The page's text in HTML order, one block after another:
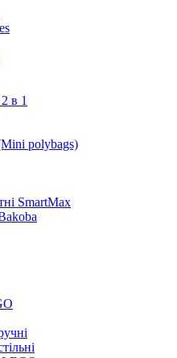
в 1
polybags)
SmartMax